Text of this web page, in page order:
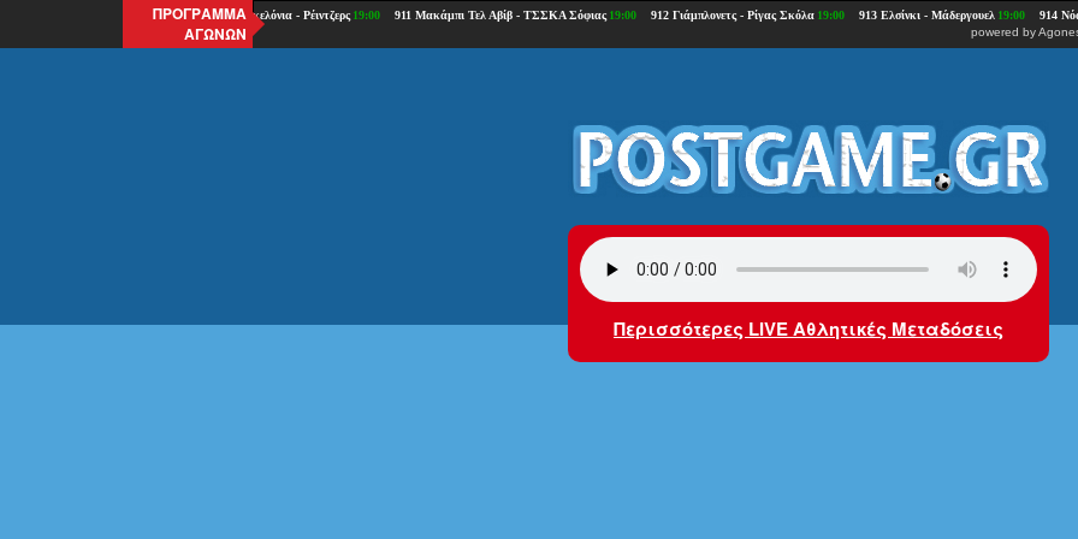
ΠΡΟΓΡΑΜΜΑ
ΑΓΩΝΩΝ
powered by
Περισσότερες LIVE Αθλητικές Μεταδόσεις